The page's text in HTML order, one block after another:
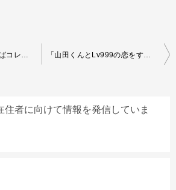
住者に向けて情報を発信していま